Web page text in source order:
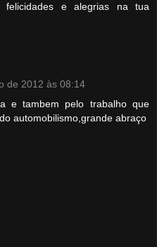
felicidades e alegrias na tua
de 2012 às 08:14
e tambem pelo trabalho que
automobilismo,grande abraço